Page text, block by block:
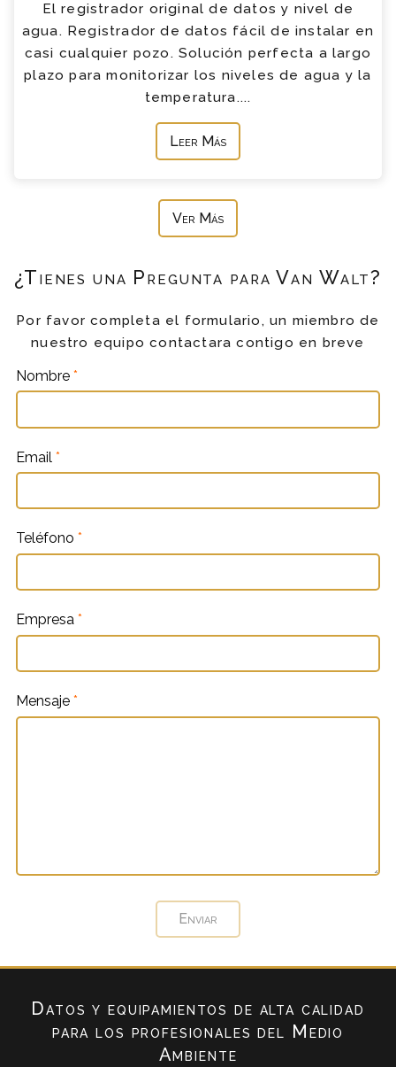
El registrador original de datos y nivel de
agua. Registrador de datos fácil de instalar en
casi cualquier pozo. Solución perfecta a largo
plazo para monitorizar los niveles de agua y la
temperatura....
Leer Más
Ver Más
¿Tienes una Pregunta para Van Walt?
Por favor completa el formulario, un miembro de
nuestro equipo contactara contigo en breve
Nombre *
Email *
Teléfono *
Empresa *
Mensaje *
Datos y equipamientos de alta calidad
para los profesionales del Medio
Ambiente